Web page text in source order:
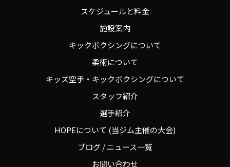
スケジュールと料金
施設案内
キックボクシングについて
柔術について
キッズ空手・キックボクシングについて
スタッフ紹介
選手紹介
HOPEについて (当ジム主催の大会)
ブログ / ニュース一覧
お問い合わせ